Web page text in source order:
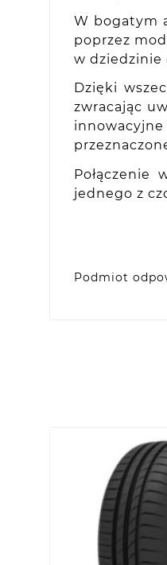
W bogatym
poprzez
w dziedzinie
Dzięki
zwracając
jednego z
Podmiot